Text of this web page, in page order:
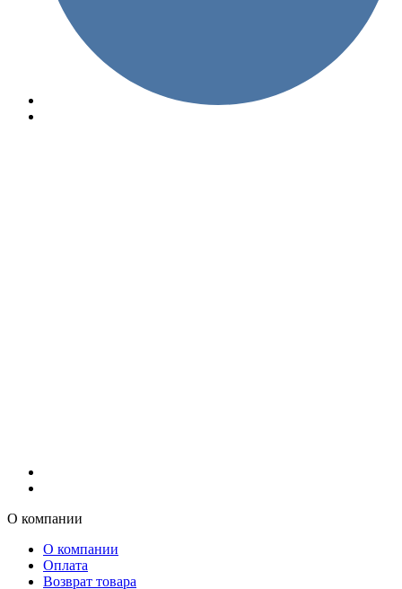
О компании
О компании
Оплата
Возврат товара